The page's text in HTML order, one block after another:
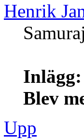
Henrik
Samuraj
Inlägg:
Blev
Upp